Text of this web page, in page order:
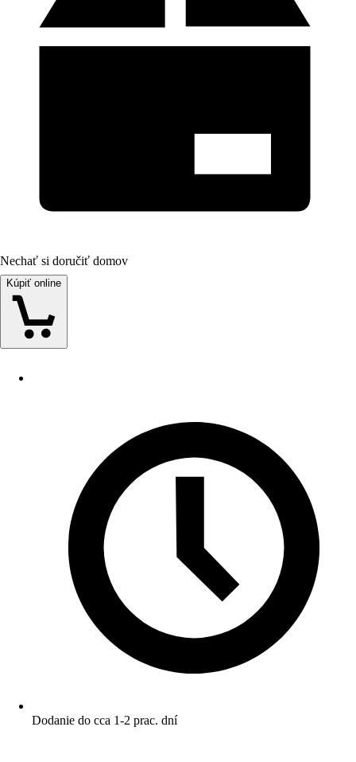
Nechať si doručiť domov
Kúpiť online
Dodanie do cca 1-2 prac. dní